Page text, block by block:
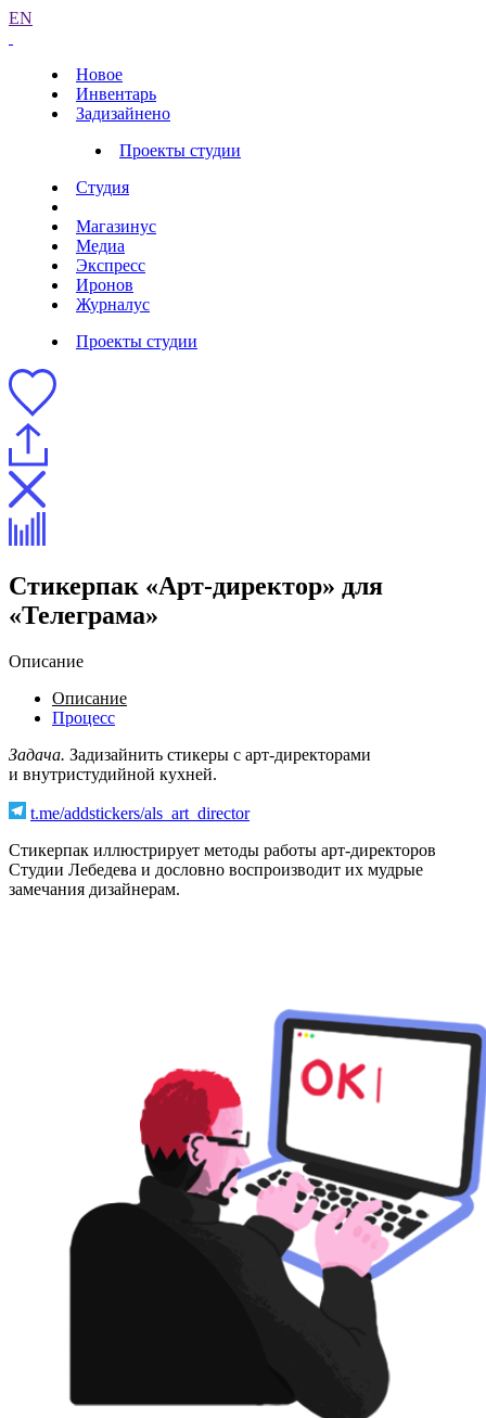
EN
Новое
Инвентарь
Задизайнено
Проекты студии
Студия
Магазинус
Медиа
Экспресс
Иронов
Журналус
Проекты студии
Стикерпак «Арт-директор» для
«Телеграма»
Описание
Описание
Процесс
Задача. Задизайнить стикеры с арт-директорами
и внутристудийной кухней.
t.me/addstickers/als_art_director
Стикерпак иллюстрирует методы работы арт-директоров
Студии Лебедева и дословно воспроизводит их мудрые
замечания дизайнерам.